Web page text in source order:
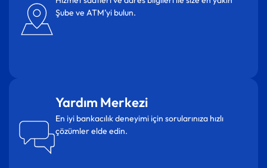
Şube ve ATM’yi bulun.
Yardım Merkezi
En iyi bankacılık deneyimi için sorularınıza hızlı
çözümler elde edin.